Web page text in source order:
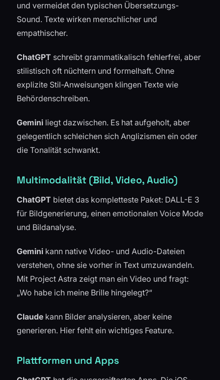
und vermeidet den typischen Übersetzungs-
Sound. Texte wirken menschlicher und
empathischer.
ChatGPT schreibt grammatikalisch fehlerfrei, aber
stilistisch oft nüchtern und formelhaft. Ohne
explizite Stil-Anweisungen klingen Texte wie
Behördenschreiben.
Gemini liegt dazwischen. Es hat aufgeholt, aber
gelegentlich schleichen sich Anglizismen ein oder
die Tonalität schwankt.
Multimodalität (Bild, Video, Audio)
ChatGPT bietet das kompletteste Paket: DALL-E 3
für Bildgenerierung, einen emotionalen Voice Mode
und Bildanalyse.
Gemini kann native Video- und Audio-Dateien
verstehen, ohne sie vorher in Text umzuwandeln.
Mit Project Astra zeigt man ein Video und fragt:
„Wo habe ich meine Brille hingelegt?“
Claude kann Bilder analysieren, aber keine
generieren. Hier fehlt ein wichtiges Feature.
Plattformen und Apps